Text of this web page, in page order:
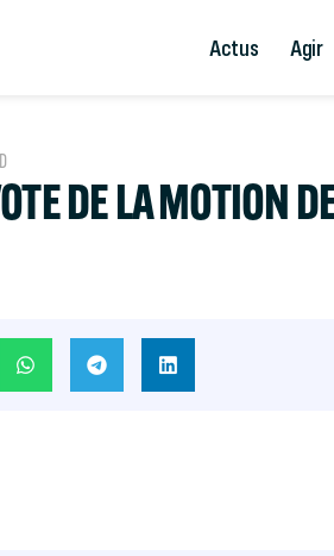
Actus Agir
DE LA MOTION